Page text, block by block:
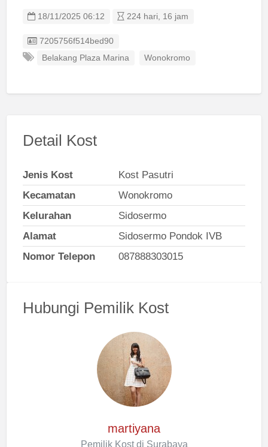
18/11/2025 06:12 224 hari, 16 jam
Listing ID
7205756f514bed90
Belakang Plaza Marina
Wonokromo
Detail Kost
Jenis Kost
Kost Pasutri
Kecamatan
Wonokromo
Kelurahan
Sidosermo
Alamat
Sidosermo Pondok IVB
Nomor Telepon
087888303015
Hubungi Pemilik Kost
martiyana
Pemilik Kost di Surabaya